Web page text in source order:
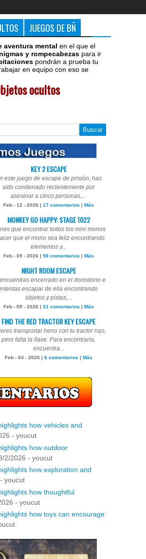
JUEGOS DE BÑ
aventura mental en el que el
y rompecabezas para ir
pondrán a prueba tu
en equipo con eso se
ocultos
KEY 2 ESCAPE
este juego de escape de prisión, has
sido condenado recientemente por
asesinar a cinco personas,...
Feb - 12 - 2026 | 17 comentarios | Más
MONKEY GO HAPPY: STAGE 1022
que encontrar todos los mini monos
que el mono sea feliz encontrando
elementos y...
Feb - 09 - 2026 | 58 comentarios | Más
NIGHT ROOM ESCAPE
encerrado en el dormitorio e
intentas escapar de ella encontrando
objetos y pistas,...
Feb - 09 - 2026 | 31 comentarios | Más
FIND THE RED TRACTOR KEY ESCAPE
transportar heno con tu tractor rojo,
pero falta la llave. Para encontrarla,
encuentra...
Feb - 04 - 2026 | 6 comentarios | Más
how vehicles and
- youcut
how outdoor
2/2026 - youcut
how exploration and
- youcut
how thoughtful
- youcut
how toys can encourage